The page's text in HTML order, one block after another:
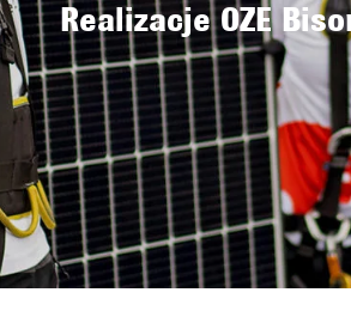
Realizacje OZE